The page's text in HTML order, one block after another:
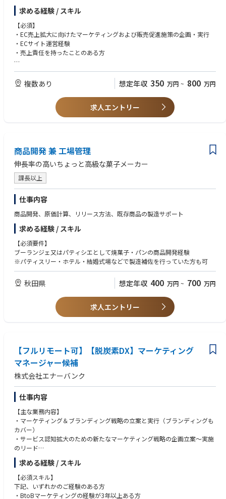
また、レポートは社長がメインになり、経営者の近くでお仕事することが
可能です。
求める経験 / スキル
【必須】
・EC売上拡大に向けたマーケティングおよび販売促進施策の企画・実行
・ECサイト運営経験
・売上責任を持ったことのある方
【歓迎】
・チャレンジ精神をお持ちの方
・ベンチャー特有の変化を楽しめる方
複数あり 想定年収 350 万円 ~ 800 万円
求人エントリー
商品開発 兼 工場管理
伸長率の高いちょっと高級な菓子メーカー
課長以上
仕事内容
商品開発、原価計算、リリース方法、既存商品の製造サポート
求める経験 / スキル
【必須要件】
ブーランジェ又はパティシエとして焼菓子・パンの商品開発経験
※パティスリー・ホテル・結婚式場などで製造補佐を行っていた方も可
秋田県 想定年収 400 万円 ~ 700 万円
求人エントリー
【フルリモート可】【脱炭素DX】マーケティング
マネージャー候補
株式会社エナーバンク
仕事内容
【主な業務内容】
・マーケティング＆ブランディング戦略の立案と実行（ブランディングも
カバー）
・サービス認知拡大のための新たなマーケティング戦略の企画立案～実施
のリード
・抽象的な課題に粘り強く取りくみ、具体的な戦略に落とし、成果を出す
・事業やサービスへの理解があり、本質的な課題に向き合いミッションを
達成する
・KGI/KPI設計と運用
・各マーケティング施策の進捗管理
求める経験 / スキル
【必須スキル】
下記、いずれかのご経験のある方
・BtoBマーケティングの経験が3年以上ある方